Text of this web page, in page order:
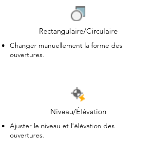
Rectangulaire/Circulaire
Changer manuellement la forme des
ouvertures.
Niveau/Élévation
Ajuster le niveau et l'élévation des
ouvertures.